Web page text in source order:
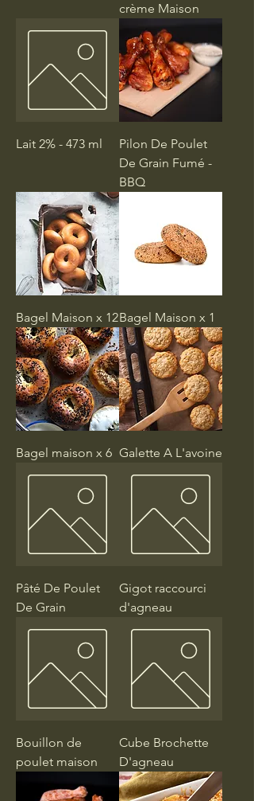
crème Maison
Lait 2% - 473 ml
Pilon De Poulet
De Grain Fumé -
BBQ
Bagel Maison x 12Bagel Maison x 1
Bagel maison x 6 Galette A L'avoine
Pâté De Poulet
De Grain
Gigot raccourci
d'agneau
Bouillon de
poulet maison
Cube Brochette
D'agneau